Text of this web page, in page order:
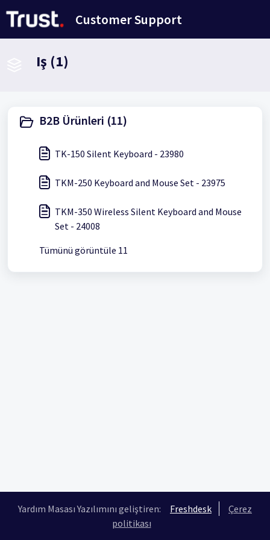
Customer Support
Iş (1)
B2B Ürünleri (11)
TK-150 Silent Keyboard - 23980
TKM-250 Keyboard and Mouse Set - 23975
TKM-350 Wireless Silent Keyboard and Mouse
Set - 24008
Tümünü görüntüle 11
Yardım Masası Yazılımını geliştiren: Freshdesk
Çerez
politikası